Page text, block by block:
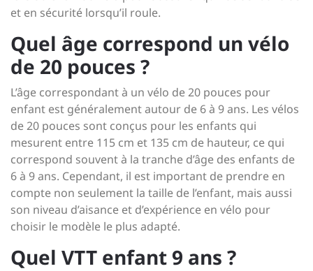
et en sécurité lorsqu’il roule.
Quel âge correspond un vélo
de 20 pouces ?
L’âge correspondant à un vélo de 20 pouces pour
enfant est généralement autour de 6 à 9 ans. Les vélos
de 20 pouces sont conçus pour les enfants qui
mesurent entre 115 cm et 135 cm de hauteur, ce qui
correspond souvent à la tranche d’âge des enfants de
6 à 9 ans. Cependant, il est important de prendre en
compte non seulement la taille de l’enfant, mais aussi
son niveau d’aisance et d’expérience en vélo pour
choisir le modèle le plus adapté.
Quel VTT enfant 9 ans ?